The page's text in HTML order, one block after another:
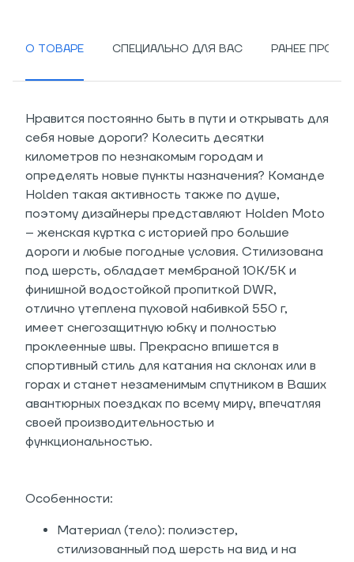
О ТОВАРЕ СПЕЦИАЛЬНО ДЛЯ ВАС РАНЕЕ
Нравится постоянно быть в пути и открывать для
себя новые дороги? Колесить десятки
километров по незнакомым городам и
определять новые пункты назначения? Команде
Holden такая активность также по душе,
поэтому дизайнеры представляют Holden Moto
– женская куртка с историей про большие
дороги и любые погодные условия. Стилизована
под шерсть, обладает мембраной 10К/5К и
финишной водостойкой пропиткой DWR,
отлично утеплена пуховой набивкой 550 г,
имеет снегозащитную юбку и полностью
проклеенные швы. Прекрасно впишется в
спортивный стиль для катания на склонах или в
горах и станет незаменимым спутником в Ваших
авантюрных поездках по всему миру, впечатляя
своей производительностью и
функциональностью.
Особенности:
Материал (тело): полиэстер,
стилизованный под шерсть на вид и на